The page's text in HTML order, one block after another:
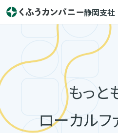
静岡支社
もっと
ローカルフ